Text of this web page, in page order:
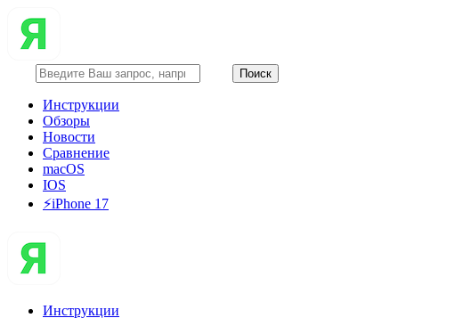
Инструкции
Обзоры
Новости
Сравнение
macOS
IOS
⚡️iPhone 17
Инструкции